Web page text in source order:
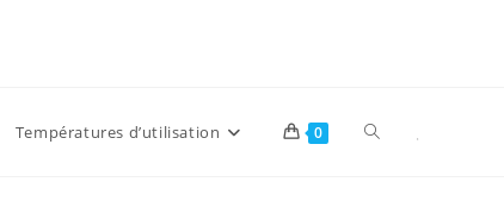
Températures d’utilisation 0 Toggle